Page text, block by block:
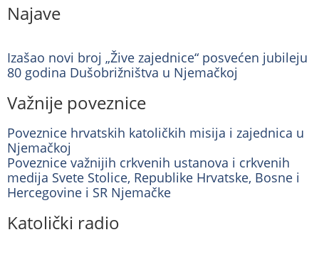
Najave
Izašao novi broj „Žive zajednice“ posvećen jubileju
80 godina Dušobrižništva u Njemačkoj
Važnije poveznice
Poveznice hrvatskih katoličkih misija i zajednica u
Njemačkoj
Poveznice važnijih crkvenih ustanova i crkvenih
medija Svete Stolice, Republike Hrvatske, Bosne i
Hercegovine i SR Njemačke
Katolički radio